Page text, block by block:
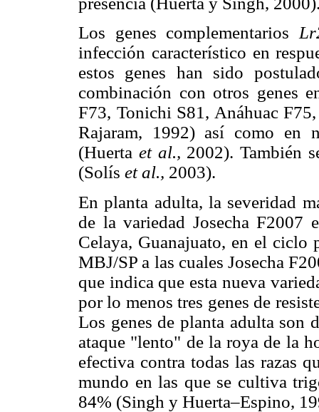
Los genes complementarios
infección característico en
estos genes han sido
combinación con otros genes
F73, Tonichi S81, Anáhuac
Rajaram, 1992) así como en
(Huerta et al., 2002). También
(Solís et al., 2003).
En planta adulta, la severidad
de la variedad Josecha F2007
Celaya, Guanajuato, en el ciclo
MBJ/SP a las cuales Josecha
que indica que esta nueva
por lo menos tres genes de
Los genes de planta adulta son
ataque "lento" de la roya de la
efectiva contra todas las razas
mundo en las que se cultiva
84% (Singh y Huerta–Espino,